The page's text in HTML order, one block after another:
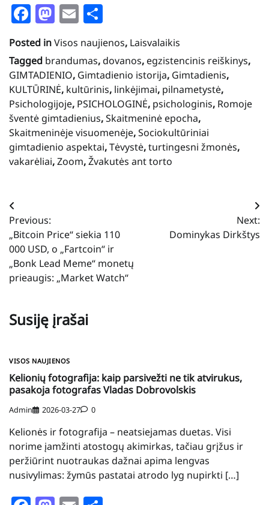
Facebook
Mastodon
Email
Posted inVisos naujienos, Laisvalaikis
Tagged brandumas,dovanos, egzistencinis reiškinys,
GIMTADIENIO, Gimtadienio istorija, Gimtadienis,
KULTŪRINĖ, kultūrinis, linkėjimai, pilnametystė,
Psichologijoje, PSICHOLOGINĖ, psichologinis, Romoje
šventė gimtadienius,Skaitmeninė epocha,
Skaitmeninėje visuomenėje,Sociokultūriniai
gimtadienio aspektai,Tėvystė,turtingesni žmonės,
vakarėliai,Zoom,Žvakutės ant torto
Navigacija
tarp
įrašų
Previous:
„Bitcoin Price“ siekia 110
000 USD, o „Fartcoin“ ir
„Bonk Lead Meme“ monetų
prieaugis: „Market Watch“
Next:
Dominykas Dirkštys
Susiję įrašai
VISOS NAUJIENOS
Kelionių fotografija: kaip parsivežti ne tik atvirukus,
pasakoja fotografas Vladas Dobrovolskis
Admin 2026-03-27 0
Kelionės ir fotografija – neatsiejamas duetas. Visi
norime įamžinti atostogų akimirkas, tačiau grįžus ir
peržiūrint nuotraukas dažnai apima lengvas
nusivylimas: žymūs pastatai atrodo lyg nupirkti […]